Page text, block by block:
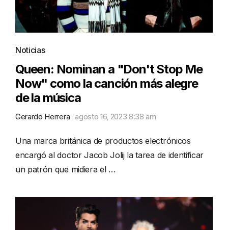
Noticias
Queen: Nominan a "Don't Stop Me
Now" como la canción más alegre
de la música
Gerardo Herrera agosto 16, 2023 8:38 am
Una marca británica de productos electrónicos
encargó al doctor Jacob Jolij la tarea de identificar
un patrón que midiera el …